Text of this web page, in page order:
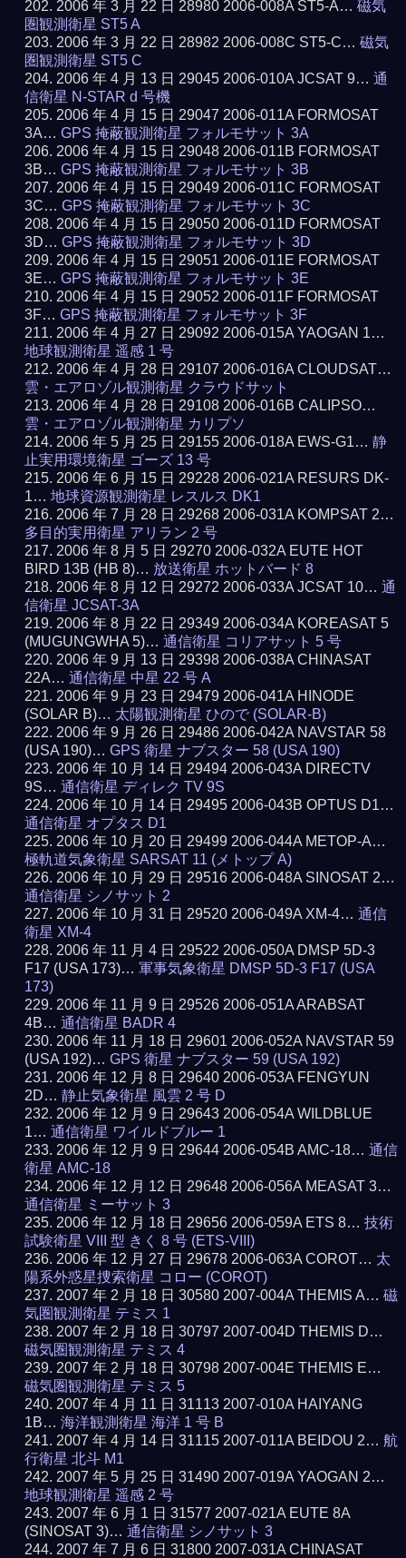
2006 年 3 月 22 日 28980 2006-008A ST5-A…磁気
圏観測衛星 ST5 A
2006 年 3 月 22 日 28982 2006-008C ST5-C…磁気
圏観測衛星 ST5 C
2006 年 4 月 13 日 29045 2006-010A JCSAT 9…通
信衛星 N-STAR d 号機
2006 年 4 月 15 日 29047 2006-011A FORMOSAT
3A…GPS 掩蔽観測衛星 フォルモサット 3A
2006 年 4 月 15 日 29048 2006-011B FORMOSAT
3B…GPS 掩蔽観測衛星 フォルモサット 3B
2006 年 4 月 15 日 29049 2006-011C FORMOSAT
3C…GPS 掩蔽観測衛星 フォルモサット 3C
2006 年 4 月 15 日 29050 2006-011D FORMOSAT
3D…GPS 掩蔽観測衛星 フォルモサット 3D
2006 年 4 月 15 日 29051 2006-011E FORMOSAT
3E…GPS 掩蔽観測衛星 フォルモサット 3E
2006 年 4 月 15 日 29052 2006-011F FORMOSAT
3F…GPS 掩蔽観測衛星 フォルモサット 3F
2006 年 4 月 27 日 29092 2006-015A YAOGAN 1…
地球観測衛星 遥感 1 号
2006 年 4 月 28 日 29107 2006-016A CLOUDSAT…
雲・エアロゾル観測衛星 クラウドサット
2006 年 4 月 28 日 29108 2006-016B CALIPSO…
雲・エアロゾル観測衛星 カリプソ
2006 年 5 月 25 日 29155 2006-018A EWS-G1…静
止実用環境衛星 ゴーズ 13 号
2006 年 6 月 15 日 29228 2006-021A RESURS DK-
1…地球資源観測衛星 レスルス DK1
2006 年 7 月 28 日 29268 2006-031A KOMPSAT 2…
多目的実用衛星 アリラン 2 号
2006 年 8 月 5 日 29270 2006-032A EUTE HOT
BIRD 13B (HB 8)… 放送衛星 ホットバード 8
2006 年 8 月 12 日 29272 2006-033A JCSAT 10…通
信衛星 JCSAT-3A
2006 年 8 月 22 日 29349 2006-034A KOREASAT 5
(MUGUNGWHA 5)…通信衛星 コリアサット 5 号
2006 年 9 月 13 日 29398 2006-038A CHINASAT
22A…通信衛星 中星 22 号 A
2006 年 9 月 23 日 29479 2006-041A HINODE
(SOLAR B)… 太陽観測衛星 ひので (SOLAR-B)
2006 年 9 月 26 日 29486 2006-042A NAVSTAR 58
(USA 190)…GPS 衛星 ナブスター 58 (USA 190)
2006 年 10 月 14 日 29494 2006-043A DIRECTV
9S…通信衛星 ディレク TV 9S
2006 年 10 月 14 日 29495 2006-043B OPTUS D1…
通信衛星 オプタス D1
2006 年 10 月 20 日 29499 2006-044A METOP-A…
極軌道気象衛星 SARSAT 11 (メトップ A)
2006 年 10 月 29 日 29516 2006-048A SINOSAT 2…
通信衛星 シノサット 2
2006 年 10 月 31 日 29520 2006-049A XM-4…通信
衛星 XM-4
2006 年 11 月 4 日 29522 2006-050A DMSP 5D-3
F17 (USA 173)…軍事気象衛星 DMSP 5D-3 F17 (USA
173)
2006 年 11 月 9 日 29526 2006-051A ARABSAT
4B…通信衛星 BADR 4
2006 年 11 月 18 日 29601 2006-052A NAVSTAR 59
(USA 192)…GPS 衛星 ナブスター 59 (USA 192)
2006 年 12 月 8 日 29640 2006-053A FENGYUN
2D…静止気象衛星 風雲 2 号 D
2006 年 12 月 9 日 29643 2006-054A WILDBLUE
1…通信衛星 ワイルドブルー 1
2006 年 12 月 9 日 29644 2006-054B AMC-18…通信
衛星 AMC-18
2006 年 12 月 12 日 29648 2006-056A MEASAT 3…
通信衛星 ミーサット 3
2006 年 12 月 18 日 29656 2006-059A ETS 8…技術
試験衛星 VIII 型 きく 8 号 (ETS-VIII)
2006 年 12 月 27 日 29678 2006-063A COROT… 太
陽系外惑星捜索衛星 コロー (COROT)
2007 年 2 月 18 日 30580 2007-004A THEMIS A…磁
気圏観測衛星 テミス 1
2007 年 2 月 18 日 30797 2007-004D THEMIS D…
磁気圏観測衛星 テミス 4
2007 年 2 月 18 日 30798 2007-004E THEMIS E…
磁気圏観測衛星 テミス 5
2007 年 4 月 11 日 31113 2007-010A HAIYANG
1B…海洋観測衛星 海洋 1 号 B
2007 年 4 月 14 日 31115 2007-011A BEIDOU 2…航
行衛星 北斗 M1
2007 年 5 月 25 日 31490 2007-019A YAOGAN 2…
地球観測衛星 遥感 2 号
2007 年 6 月 1 日 31577 2007-021A EUTE 8A
(SINOSAT 3)…通信衛星 シノサット 3
2007 年 7 月 6 日 31800 2007-031A CHINASAT